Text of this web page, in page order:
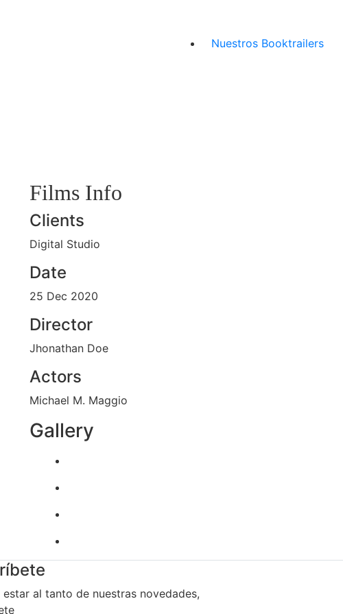
Nuestros Booktrailers
Films Info
Clients
Digital Studio
Date
25 Dec 2020
Director
Jhonathan Doe
Actors
Michael M. Maggio
Gallery
estar al tanto de nuestras novedades,